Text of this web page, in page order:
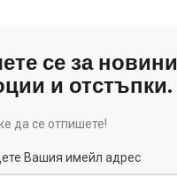
се за новини
и отстъпки.
да се отпишете!